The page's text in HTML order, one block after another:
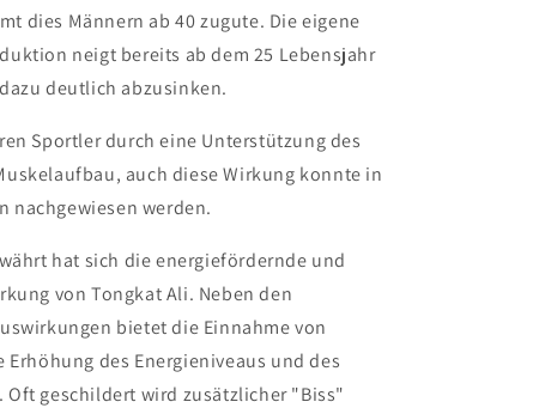
dies Männern ab 40 zugute. Die eigene
neigt bereits ab dem 25 Lebensjahr
deutlich abzusinken.
Sportler durch eine Unterstützung des
auch diese Wirkung konnte in
nachgewiesen werden.
hat sich die energiefördernde und
von Tongkat Ali. Neben den
bietet die Einnahme von
Erhöhung des Energieniveaus und des
geschildert wird zusätzlicher "Biss"